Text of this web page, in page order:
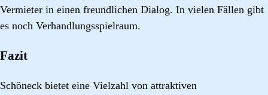
Vermieter in einen freundlichen Dialog. In vielen Fällen gibt
es noch Verhandlungsspielraum.
Fazit
Schöneck bietet eine Vielzahl von attraktiven